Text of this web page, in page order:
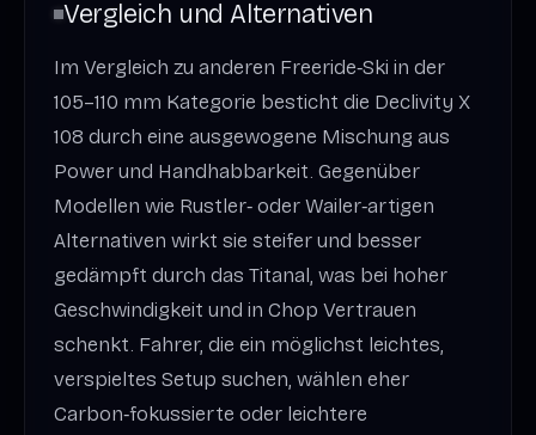
Vergleich und Alternativen
Im Vergleich zu anderen Freeride‑Ski in der
105–110 mm Kategorie besticht die Declivity X
108 durch eine ausgewogene Mischung aus
Power und Handhabbarkeit. Gegenüber
Modellen wie Rustler‑ oder Wailer‑artigen
Alternativen wirkt sie steifer und besser
gedämpft durch das Titanal, was bei hoher
Geschwindigkeit und in Chop Vertrauen
schenkt. Fahrer, die ein möglichst leichtes,
verspieltes Setup suchen, wählen eher
Carbon‑fokussierte oder leichtere